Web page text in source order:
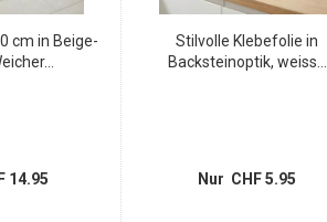
cm in Beige-
14.95
Stilvolle Klebefolie in
Backsteinoptik, weiss...
Nur CHF 5.95